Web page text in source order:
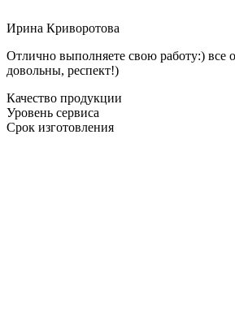
Ирина Криворотова
Отлично выполняете свою работу:) все
довольны, респект!)
Качество продукции
Уровень сервиса
Срок изготовления